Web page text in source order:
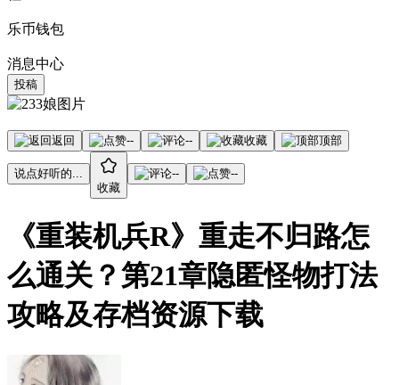
乐币钱包
消息中心
投稿
返回 -- -- 收藏 顶部
说点好听的...
收藏
-- --
《重装机兵R》重走不归路怎
么通关？第21章隐匿怪物打法
攻略及存档资源下载